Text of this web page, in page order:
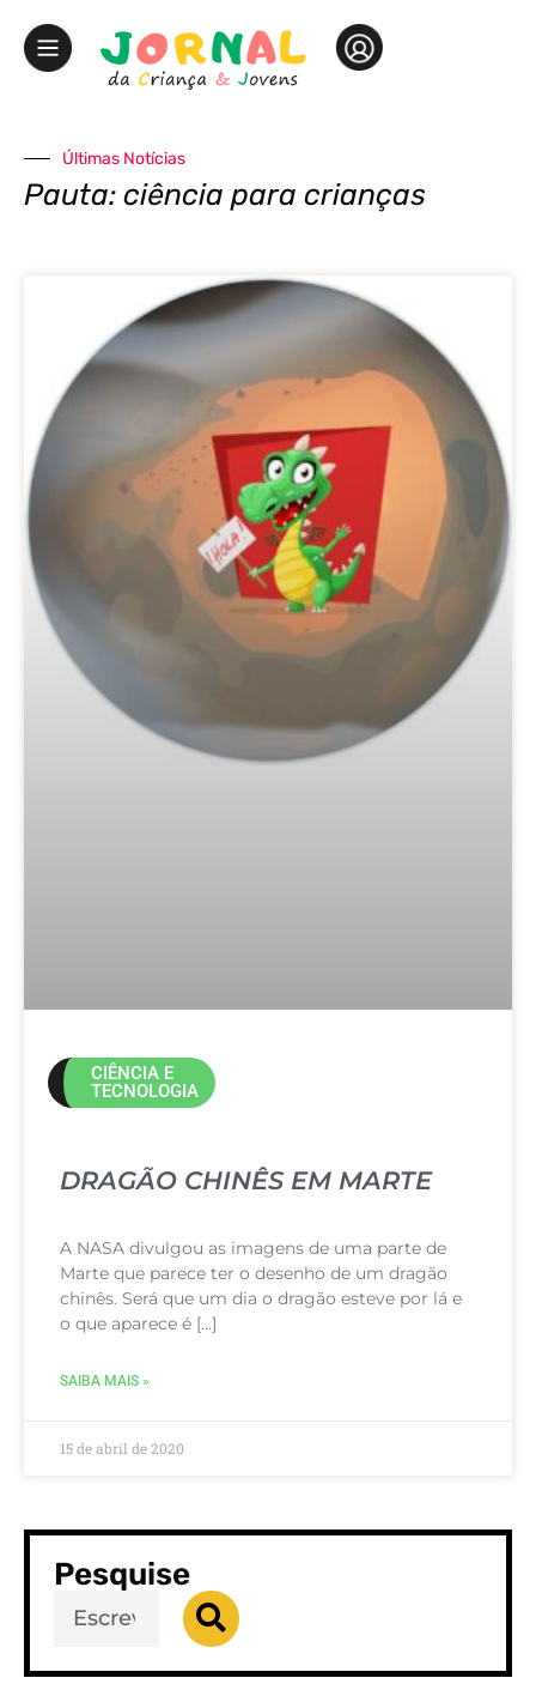
Últimas Notícias
Pauta: ciência para crianças
CIÊNCIA E
TECNOLOGIA
DRAGÃO CHINÊS EM MARTE
A NASA divulgou as imagens de uma parte de
Marte que parece ter o desenho de um dragão
chinês. Será que um dia o dragão esteve por lá e
o que aparece é […]
SAIBA MAIS »
15 de abril de 2020
Pesquise